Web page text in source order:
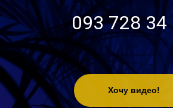
Хочу видео!
093 728 34